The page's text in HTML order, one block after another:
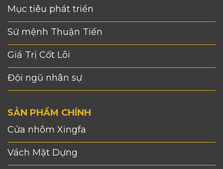
Mục tiêu phát triển
Sứ mệnh Thuận Tiến
Giá Trị Cốt Lõi
Đội ngũ nhân sự
SẢN PHẨM CHÍNH
Cửa nhôm Xingfa
Vách Mặt Dựng